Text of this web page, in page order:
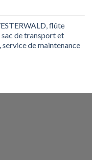
:
€.
flûte
de transport et
de maintenance